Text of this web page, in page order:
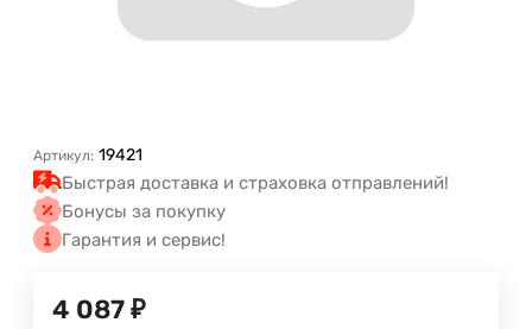
Артикул: 19421
Быстрая доставка и страховка отправлений!
Бонусы за покупку
Гарантия и сервис!
4 087 ₽